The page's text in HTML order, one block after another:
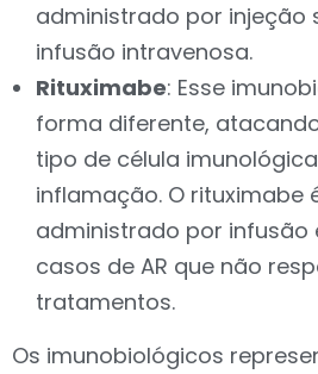
administrado por injeção
infusão intravenosa.
Rituximabe: Esse
forma diferente,
tipo de célula
inflamação. O rituximabe
administrado por infusão
casos de AR que não
tratamentos.
Os imunobiológicos